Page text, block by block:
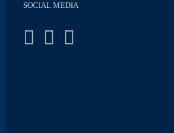
SOCIAL MEDIA